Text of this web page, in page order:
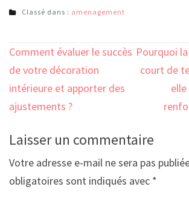
Classé dans : amenagement
Navigation
de
l’article
Comment évaluer le succès
de votre décoration
intérieure et apporter des
ajustements ?
Pourquoi la
court de
elle
Laisser un commentaire
Votre adresse e-mail ne sera pas
obligatoires sont indiqués avec *